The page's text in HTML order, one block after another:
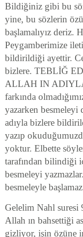
Bildiğiniz gibi bu
yine, bu sözlerin
başlamalıyız deriz.
Peygamberimize
bildirildiği ayettir.
bizlere. TEBLİĞ
ALLAH IN
farkında
yazarken besmeleyi
adıyla bizlere
yazıp
yoktur. Elbette
tarafından bilindiği
besmeleyi
besmeleyle
Gelelim Nahl suresi
Allah ın bahsettiği
gizliyor, işin özüne